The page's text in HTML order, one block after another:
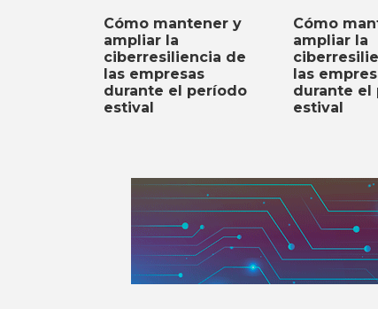
Cómo mantener y
ampliar la
ciberresiliencia de
las empresas
durante el período
estival
Cómo
ampliar la
las
durante el
estival